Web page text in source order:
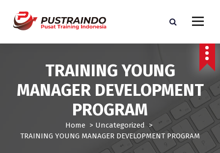
TRAINING YOUNG
MANAGER DEVELOPMENT
PROGRAM
Home > Uncategorized >
TRAINING YOUNG MANAGER DEVELOPMENT PROGRAM